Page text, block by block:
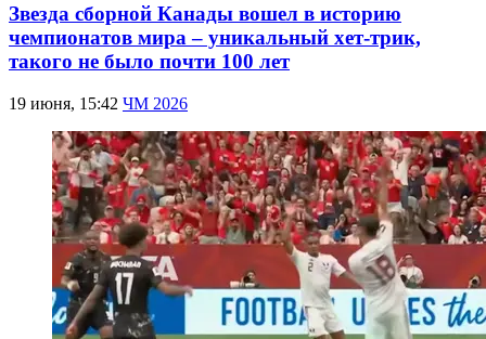
Звезда сборной Канады вошел в историю
чемпионатов мира – уникальный хет-трик,
такого не было почти 100 лет
19 июня, 15:42 ЧМ 2026